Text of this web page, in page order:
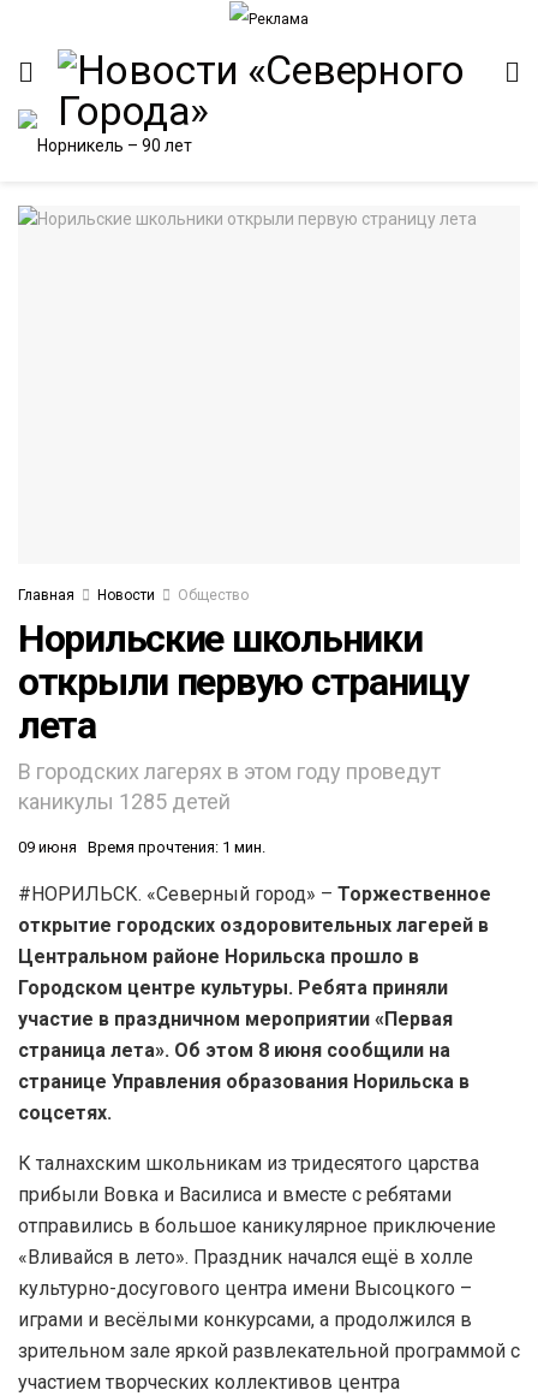
Главная Новости Общество
Норильские школьники
открыли первую страницу
лета
В городских лагерях в этом году проведут
каникулы 1285 детей
09 июня Время прочтения: 1 мин.
#НОРИЛЬСК. «Северный город» – Торжественное
открытие городских оздоровительных лагерей в
Центральном районе Норильска прошло в
Городском центре культуры. Ребята приняли
участие в праздничном мероприятии «Первая
страница лета». Об этом 8 июня сообщили на
странице Управления образования Норильска в
соцсетях.
К талнахским школьникам из тридесятого царства
прибыли Вовка и Василиса и вместе с ребятами
отправились в большое каникулярное приключение
«Вливайся в лето». Праздник начался ещё в холле
культурно-досугового центра имени Высоцкого –
играми и весёлыми конкурсами, а продолжился в
зрительном зале яркой развлекательной программой с
участием творческих коллективов центра